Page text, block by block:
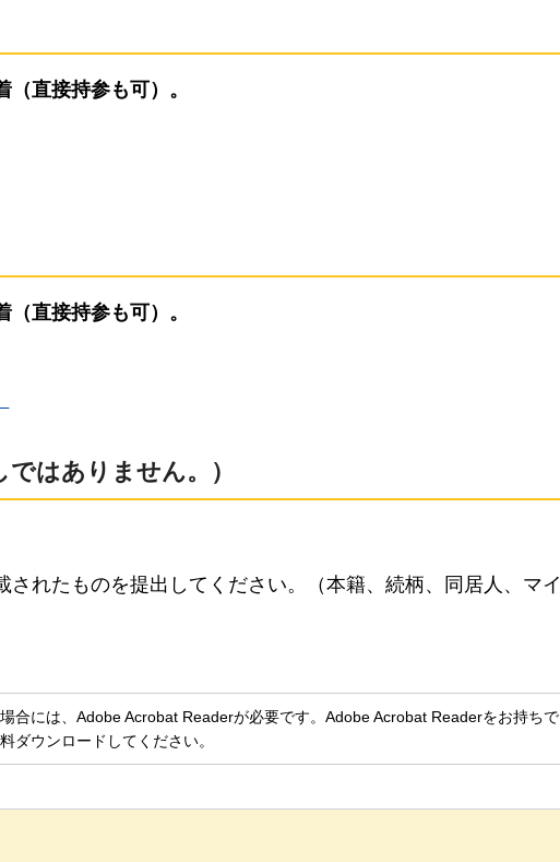
直接持参も可）。
直接持参も可）。
はありません。）
されたものを提出してください。（本籍、続柄、同居人、マイ
合には、Adobe Acrobat Readerが必要です。Adobe Acrobat Readerをお持ちで
ダウンロードしてください。